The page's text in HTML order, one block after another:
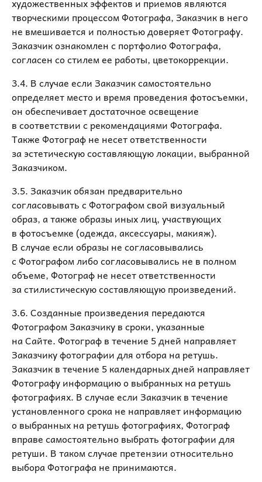
творческими процессом Фотографа, Заказчик в него
не вмешивается и полностью доверяет Фотографу.
Заказчик ознакомлен с портфолио Фотографа,
согласен со стилем ее работы, цветокоррекции.
3.4. В случае если Заказчик самостоятельно
определяет место и время проведения фотосъемки,
он обеспечивает достаточное освещение
в соответствии с рекомендациями Фотографа.
Также Фотограф не несет ответственности
за эстетическую составляющую локации, выбранной
Заказчиком.
3.5. Заказчик обязан предварительно
согласовывать с Фотографом свой визуальный
образ, а также образы иных лиц, участвующих
в фотосъемке (одежда, аксессуары, макияж).
В случае если образы не согласовывались
с Фотографом либо согласовывались не в полном
объеме, Фотограф не несет ответственности
за стилистическую составляющую произведений.
3.6. Созданные произведения передаются
Фотографом Заказчику в сроки, указанные
на Сайте. Фотограф в течение 5 дней направляет
Заказчику фотографии для отбора на ретушь.
Заказчик в течение 5 календарных дней направляет
Фотографу информацию о выбранных на ретушь
фотографиях. В случае если Заказчик в течение
установленного срока не направляет информацию
о выбранных на ретушь фотографиях, Фотограф
вправе самостоятельно выбрать фотографии для
ретуши. В таком случае претензии относительно
выбора Фотографа не принимаются.